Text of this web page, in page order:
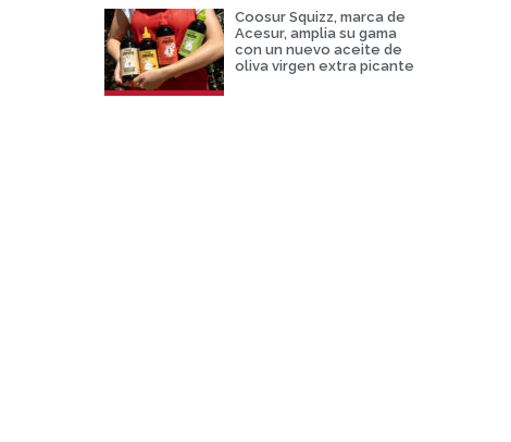
Coosur Squizz, marca de
Acesur, amplia su gama
con un nuevo aceite de
oliva virgen extra picante